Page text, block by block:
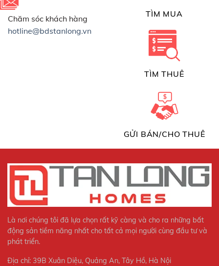
Chăm sóc khách hàng
hotline@bdstanlong.vn
TÌM MUA
TÌM THUÊ
GỬI BÁN/CHO THUÊ
Là nơi chúng tôi đã lựa chọn rất kỹ càng và cho ra những bất
động sản tiềm năng nhất cho tất cả mọi người cùng đầu tư và
phát triển.
Địa chỉ: 39B Xuân Diệu, Quảng An, Tây Hồ, Hà Nội